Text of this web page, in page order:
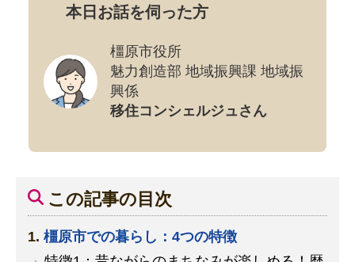
本日お話を伺った方
橿原市役所
魅力創造部 地域振興課 地域振
興係
移住コンシェルジュさん
この記事の目次
橿原市での暮らし：4つの特徴